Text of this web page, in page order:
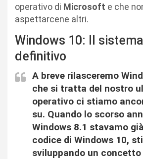
operativo di Microsoft e che
aspettarcene altri.
Windows 10: Il
definitivo
A breve rilasceremo
che si tratta del nostro
operativo ci stiamo
su. Quando lo scorso
Windows 8.1 stavamo
codice di Windows 10,
sviluppando un